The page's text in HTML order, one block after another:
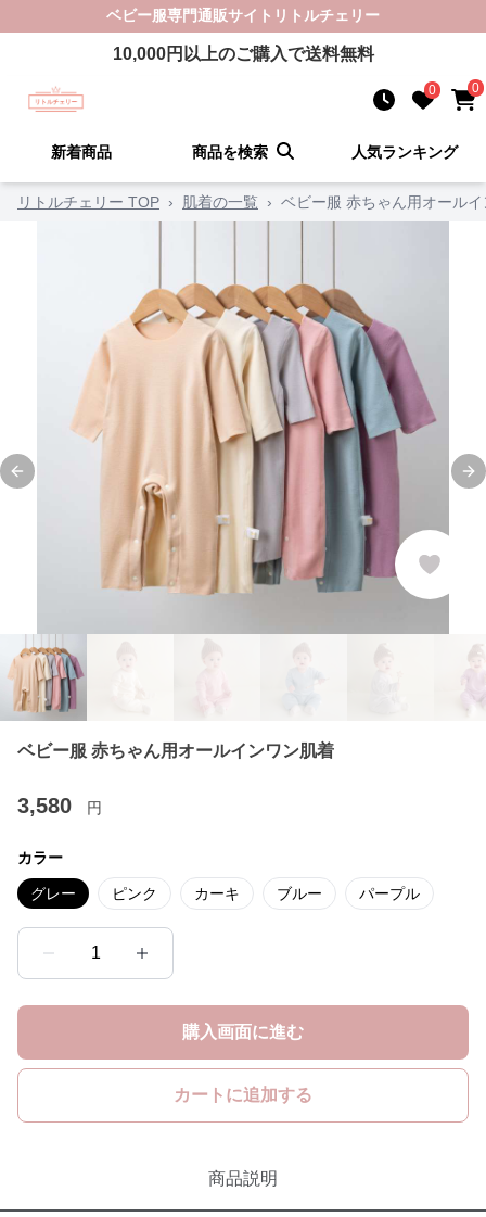
ベビー服専門通販サイト リトルチェリー
10,000円以上のご購入で送料無料
0 0
新着商品 商品を検索 人気ランキング
リトルチェリー TOP › 肌着の一覧 › ベビー服 赤ちゃん用オール
Previous slide
ベビー服 赤ちゃん用オールインワン肌着
3,580 円
カラー
グレー ピンク カーキ ブルー パープル
1
購入画面に進む
カートに追加する
商品説明